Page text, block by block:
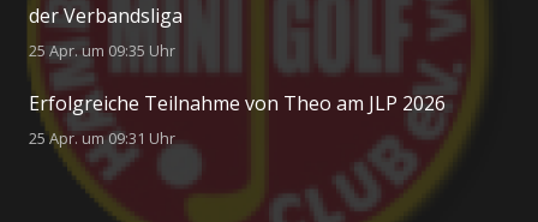
der Verbandsliga
25 Apr. um 09:35 Uhr
Erfolgreiche Teilnahme von Theo am JLP 2026
25 Apr. um 09:31 Uhr